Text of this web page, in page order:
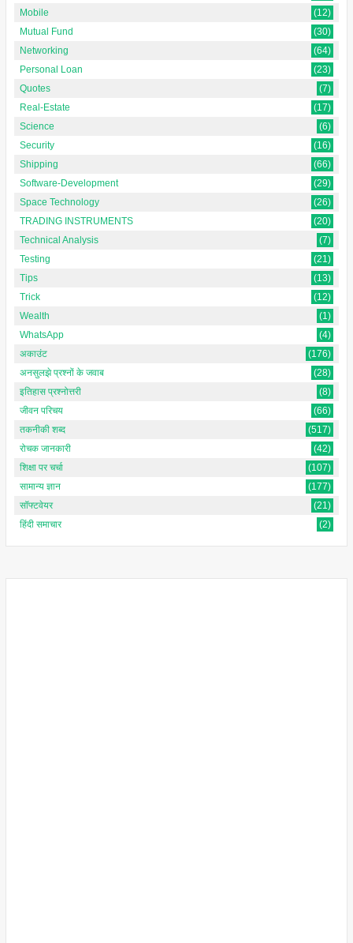
Mobile
(12)
Mutual Fund
(30)
Networking
(64)
Personal Loan
(23)
Quotes
(7)
Real-Estate
(17)
Science
(6)
Security
(16)
Shipping
(66)
Software-Development
(29)
Space Technology
(26)
TRADING INSTRUMENTS
(20)
Technical Analysis
(7)
Testing
(21)
Tips
(13)
Trick
(12)
Wealth
(1)
WhatsApp
(4)
अकाउंट
(176)
अनसुलझे प्रश्नों के जवाब
(28)
इतिहास प्रश्नोत्तरी
(8)
जीवन परिचय
(66)
तकनीकी शब्द
(517)
रोचक जानकारी
(42)
शिक्षा पर चर्चा
(107)
सामान्य ज्ञान
(177)
सॉफ्टवेयर
(21)
हिंदी समाचार
(2)